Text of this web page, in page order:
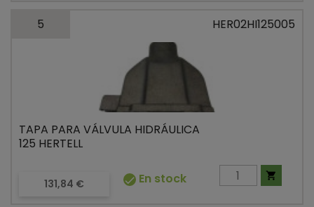
5 HER02HI125005
TAPA PARA VÁLVULA HIDRÁULICA
125 HERTELL
Precio
131,84 €  En stock 